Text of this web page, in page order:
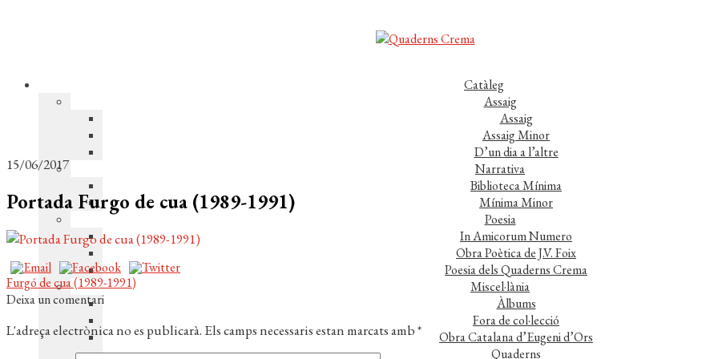
Catàleg
Assaig
Assaig
Assaig Minor
D’un dia a l’altre
Narrativa
Biblioteca Mínima
Mínima Minor
Poesia
In Amicorum Numero
Obra Poètica de J.V. Foix
Poesia dels Quaderns Crema
Miscel·lània
Àlbums
Fora de col·lecció
Obra Catalana d’Eugeni d’Ors
Quaderns
15/06/2017
Portada Furgo de cua (1989-1991)
Navegació
d'entrades
Entrada
anterior:
Furgó de cua (1989-1991)
Deixa un comentari
L'adreça electrònica no es publicarà. Els camps necessaris estan marcats amb*